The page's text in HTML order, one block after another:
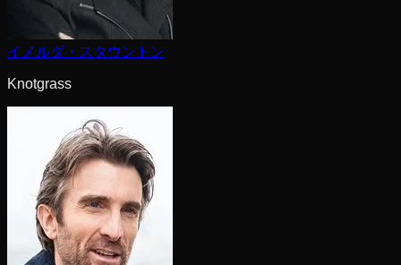
イメルダ・スタウントン
Knotgrass